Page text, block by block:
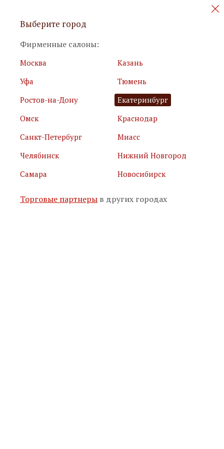
Персональные акции и новинки
Я принимаю
условия использования сайта
Я соглашаюсь сполитикой обработки персональных
Подписаться
Выберите город
Фирменные салоны:
Москва
Казань
Уфа
Тюмень
Ростов-на-Дону
Екатеринбург
Омск
Краснодар
Санкт-Петербург
Миасс
Челябинск
Нижний Новгород
Самара
Новосибирск
Торговые партнеры в других городах